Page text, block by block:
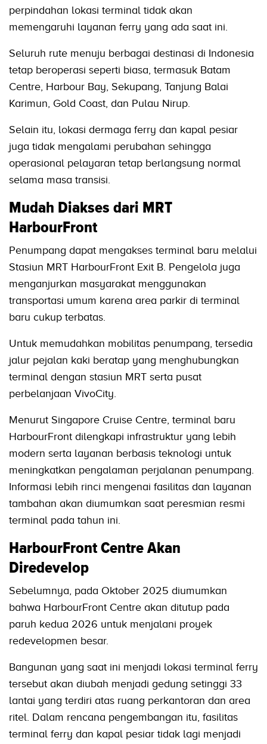
perpindahan lokasi terminal tidak akan
memengaruhi layanan ferry yang ada saat ini.
Seluruh rute menuju berbagai destinasi di Indonesia
tetap beroperasi seperti biasa, termasuk Batam
Centre, Harbour Bay, Sekupang, Tanjung Balai
Karimun, Gold Coast, dan Pulau Nirup.
Selain itu, lokasi dermaga ferry dan kapal pesiar
juga tidak mengalami perubahan sehingga
operasional pelayaran tetap berlangsung normal
selama masa transisi.
Mudah Diakses dari MRT
HarbourFront
Penumpang dapat mengakses terminal baru melalui
Stasiun MRT HarbourFront Exit B. Pengelola juga
menganjurkan masyarakat menggunakan
transportasi umum karena area parkir di terminal
baru cukup terbatas.
Untuk memudahkan mobilitas penumpang, tersedia
jalur pejalan kaki beratap yang menghubungkan
terminal dengan stasiun MRT serta pusat
perbelanjaan VivoCity.
Menurut Singapore Cruise Centre, terminal baru
HarbourFront dilengkapi infrastruktur yang lebih
modern serta layanan berbasis teknologi untuk
meningkatkan pengalaman perjalanan penumpang.
Informasi lebih rinci mengenai fasilitas dan layanan
tambahan akan diumumkan saat peresmian resmi
terminal pada tahun ini.
HarbourFront Centre Akan
Diredevelop
Sebelumnya, pada Oktober 2025 diumumkan
bahwa HarbourFront Centre akan ditutup pada
paruh kedua 2026 untuk menjalani proyek
redevelopmen besar.
Bangunan yang saat ini menjadi lokasi terminal ferry
tersebut akan diubah menjadi gedung setinggi 33
lantai yang terdiri atas ruang perkantoran dan area
ritel. Dalam rencana pengembangan itu, fasilitas
terminal ferry dan kapal pesiar tidak lagi menjadi